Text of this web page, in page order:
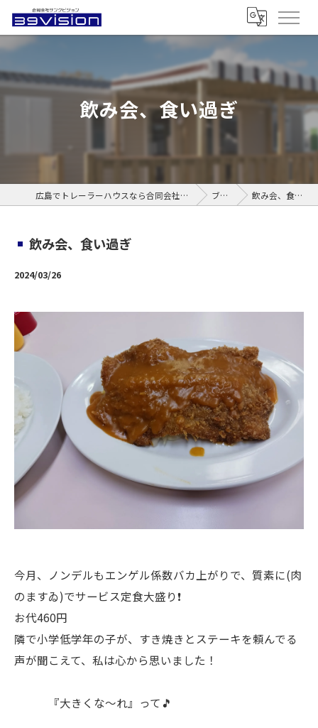
飲み会、食い過ぎ
広島でトレーラーハウスなら合同会社サンクビジョン ブログ 飲み会、食い過ぎ
飲み会、食い過ぎ
2024/03/26
今月、ノンデルもエンゲル係数バカ上がりで、質素に(肉
のますゐ)でサービス定食大盛り❗
お代460円
隣で小学低学年の子が、すき焼きとステーキを頼んでる
声が聞こえて、私は心から思いました！
『大きくな～れ』って🎵